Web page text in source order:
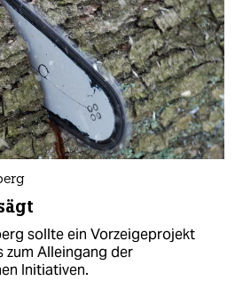
sollte ein Vorzeigeprojekt
zum Alleingang der
Initiativen.